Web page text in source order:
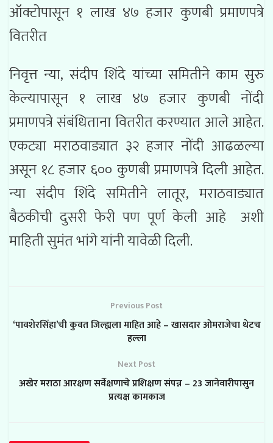
ऑक्टोपासून १ लाख ४७ हजार कुणबी प्रमाणपत्रे
वितरीत
निवृत्त न्या, संदीप शिंदे यांच्या समितीने काम सुरु
केल्यापासून १ लाख ४७ हजार कुणबी नोंदी
प्रमाणपत्रे संबंधिताना वितरीत करण्यात आले आहेत.
एकट्या मराठवाड्यात ३२ हजार नोंदी आढळल्या
असून १८ हजार ६०० कुणबी प्रमाणपत्रे दिली आहेत.
न्या संदीप शिंदे समितीने लातूर, मराठवाड्यात
बैठकीची दुसरी फेरी पण पूर्ण केली आहे अशी
माहिती सुमंत भांगे यांनी यावेळी दिली.
Previous Post
‘पावशेरसिंहा’ची कुवत जिल्ह्यला माहित आहे – खासदार ओमराजेचा थेटच
हल्ला
Next Post
अखेर मराठा आरक्षण सर्वेक्षणाचे प्रशिक्षण संपन्न – 23 जानेवारीपासुन
प्रत्यक्ष कामकाज